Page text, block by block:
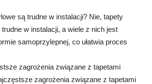
są trudne w instalacji? Nie, tapety
w instalacji, a wiele z nich jest
samoprzylepnej, co ułatwia proces
zagrożenia związane z tapetami
zagrożenia związane z tapetami